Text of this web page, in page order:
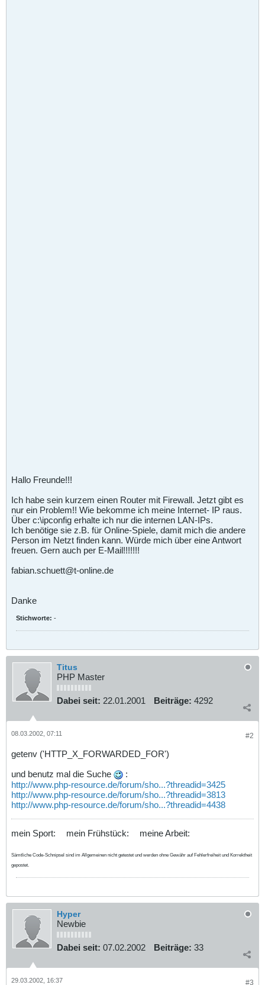
Hallo Freunde!!!
Ich habe sein kurzem einen Router mit Firewall. Jetzt gibt es
nur ein Problem!! Wie bekomme ich meine Internet- IP raus.
Über c:\ipconfig erhalte ich nur die internen LAN-IPs.
Ich benötige sie z.B. für Online-Spiele, damit mich die andere
Person im Netzt finden kann. Würde mich über eine Antwort
freuen. Gern auch per E-Mail!!!!!!!
fabian.schuett@t-online.de
Danke
Stichworte: -
Titus
PHP Master
Dabei seit: 22.01.2001 Beiträge: 4292
#2
08.03.2002, 07:11
getenv ('HTTP_X_FORWARDED_FOR')
und benutz mal die Suche
:
http://www.php-resource.de/forum/sho...?threadid=3425
http://www.php-resource.de/forum/sho...?threadid=3813
http://www.php-resource.de/forum/sho...?threadid=4438
mein Sport: mein Frühstück: meine Arbeit:
Sämtliche Code-Schnipsel sind im Allgemeinen nicht getestet und werden ohne Gewähr auf Fehlerfreiheit und Korrektheit
gepostet.
Hyper
Newbie
Dabei seit: 07.02.2002 Beiträge: 33
#3
29.03.2002, 16:37